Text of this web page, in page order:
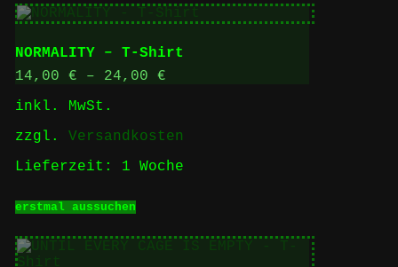
mehrere
Varianten
auf.
Die
Optionen
Produktseite
werden
NORMALITY – T-Shirt
14,00 € – 24,00 €
inkl. MwSt.
zzgl. Versandkosten
Lieferzeit: 1 Woche
erstmal aussuchenProdukt
mehrere